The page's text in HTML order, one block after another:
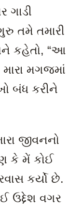
ગાડી
તમે તમારી
કહેતો, “આ
મગજમાં
બંધ કરીને
જીવનનો
કે મેં કોઈ
કર્યો છે.
ઉદ્દેશ વગર